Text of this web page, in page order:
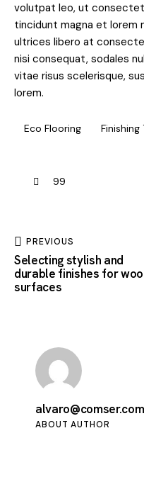
volutpat leo, ut
tincidunt magna et lorem
ultrices libero at
nisi consequat, sodales
vitae risus scelerisque,
lorem.
Eco Flooring Finishing
99
PREVIOUS
Selecting stylish and
durable finishes for
surfaces
ABOUT AUTHOR